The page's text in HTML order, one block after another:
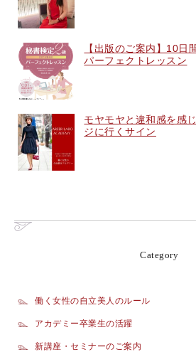
【出版のご案内】10日
パーフェクトレッスン
モヤモヤと違和感を感
ジに行くサイン
Category
働く女性の自立美人のルール
アカデミー卒業生の活躍
新講座・セミナーのご案内